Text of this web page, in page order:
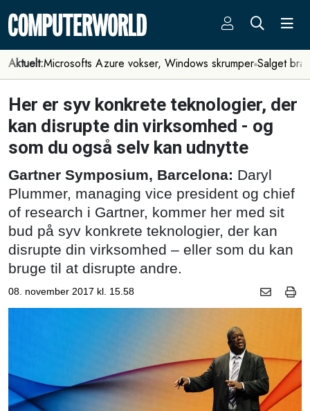
Aktuelt:Microsofts Azure vokser, Windows skrumper Salget
Her er syv konkrete teknologier, der
kan disrupte din virksomhed - og
som du også selv kan udnytte
Gartner Symposium, Barcelona: Daryl
Plummer, managing vice president og chief
of research i Gartner, kommer her med sit
bud på syv konkrete teknologier, der kan
disrupte din virksomhed – eller som du kan
bruge til at disrupte andre.
08. november 2017 kl. 15.58